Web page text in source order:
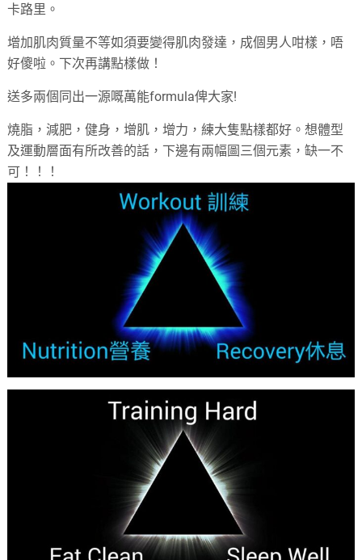
卡路里 。
增加肌肉質量不等如須要變得肌肉發達，成個男人咁樣，唔
好傻啦 。下次再講點樣做 ！
送多兩個同出一源嘅萬能formula俾大家!
燒脂，減肥，健身，增肌，增力，練大隻點樣都好。想體型
及運動層面有所改善的話，下邊有兩幅圖三個元素，缺一不
可！！！